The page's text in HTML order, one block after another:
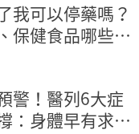
我可以停藥嗎？
保健食品哪些不
警！醫列6大症
：身體早有求救